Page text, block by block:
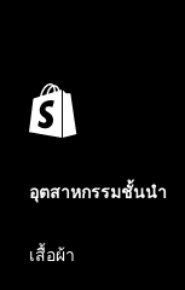
อุตสาหกรรมชั้นนำ
เสื้อผ้า